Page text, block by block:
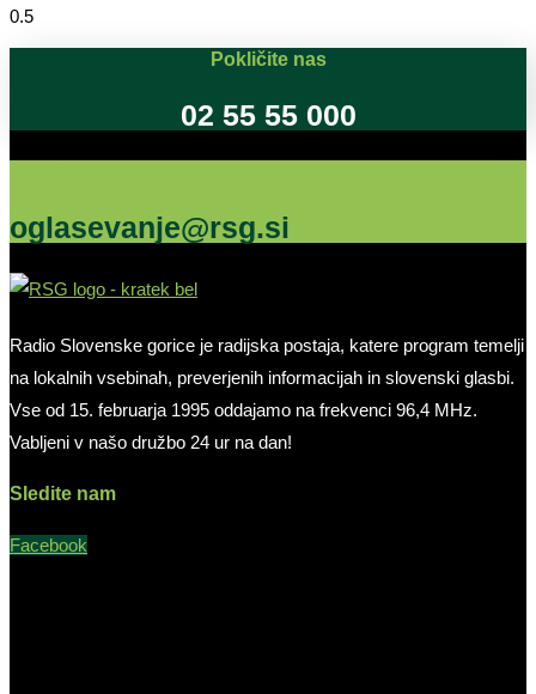
Pokličite nas
02 55 55 000
oglasevanje@rsg.si
Radio Slovenske gorice je radijska postaja, katere program temelji
na lokalnih vsebinah, preverjenih informacijah in slovenski glasbi.
Vse od 15. februarja 1995 oddajamo na frekvenci 96,4 MHz.
Vabljeni v našo družbo 24 ur na dan!
Sledite nam
Facebook